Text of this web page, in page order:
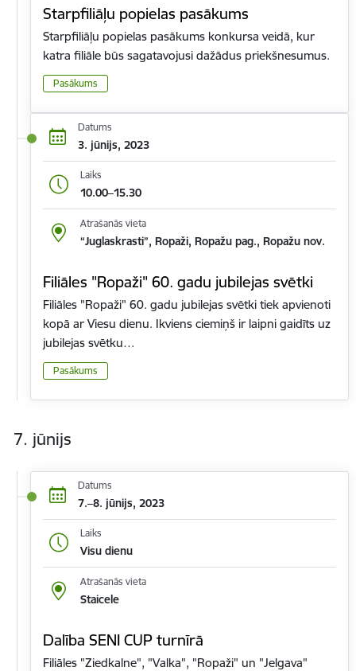
Starpfiliāļu popielas pasākums
Starpfiliāļu popielas pasākums konkursa veidā, kur
katra filiāle būs sagatavojusi dažādus priekšnesumus.
Pasākums
Datums
3. jūnijs, 2023
Laiks
10.00–15.30
Atrašanās vieta
“Juglaskrasti”, Ropaži, Ropažu pag., Ropažu nov.
Filiāles "Ropaži" 60. gadu jubilejas svētki
Filiāles "Ropaži" 60. gadu jubilejas svētki tiek apvienoti
kopā ar Viesu dienu. Ikviens ciemiņš ir laipni gaidīts uz
jubilejas svētku…
Pasākums
7. jūnijs
Datums
7.–8. jūnijs, 2023
Laiks
Visu dienu
Atrašanās vieta
Staicele
Dalība SENI CUP turnīrā
Filiāles "Ziedkalne", "Valka", "Ropaži" un "Jelgava"